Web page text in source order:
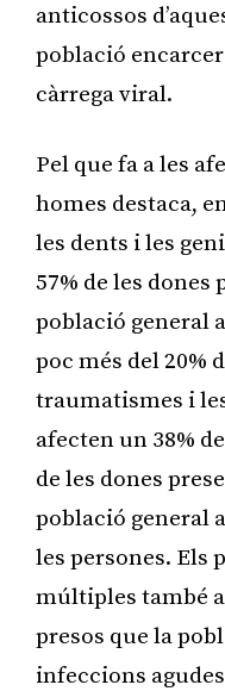
anticossos
població
càrrega viral.
Pel que fa a les
homes destaca,
les dents i les
57% de les dones
població general
poc més del 20%
traumatismes i
afecten un 38%
de les dones
població general
les persones. Els
múltiples també
presos que la
infeccions